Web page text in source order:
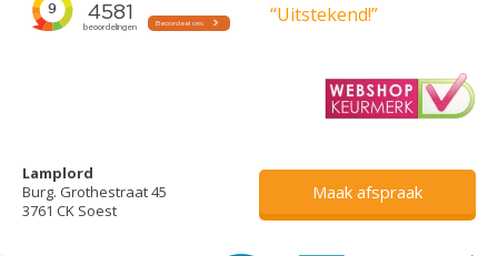
“Uitstekend!”
Lamplord
Burg. Grothestraat 45
3761 CK Soest
Maak afspraak